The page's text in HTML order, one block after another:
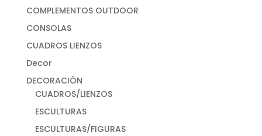
COMPLEMENTOS OUTDOOR
CONSOLAS
CUADROS LIENZOS
Decor
DECORACIÓN
CUADROS/LIENZOS
ESCULTURAS
ESCULTURAS/FIGURAS